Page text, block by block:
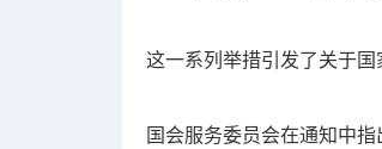
这一系列举措引发了关于国
国会服务委员会在通知中